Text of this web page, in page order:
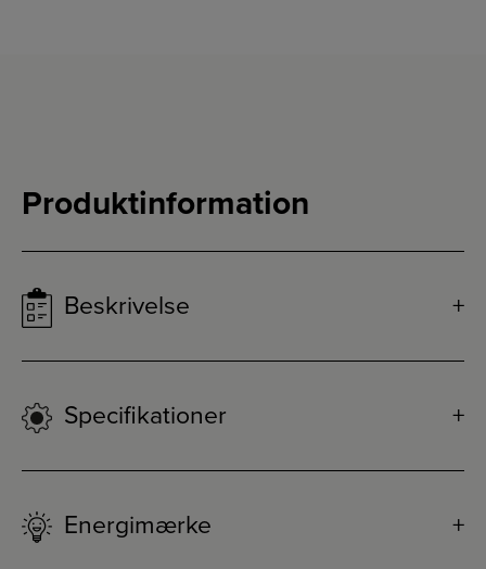
Produktinformation
Beskrivelse
Specifikationer
Energimærke